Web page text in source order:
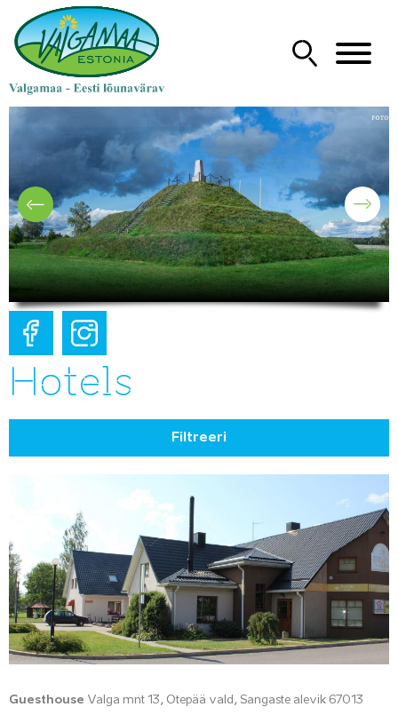
Hotels
Filtreeri
Guesthouse Valga mnt 13, Otepää vald, Sangaste alevik 67013